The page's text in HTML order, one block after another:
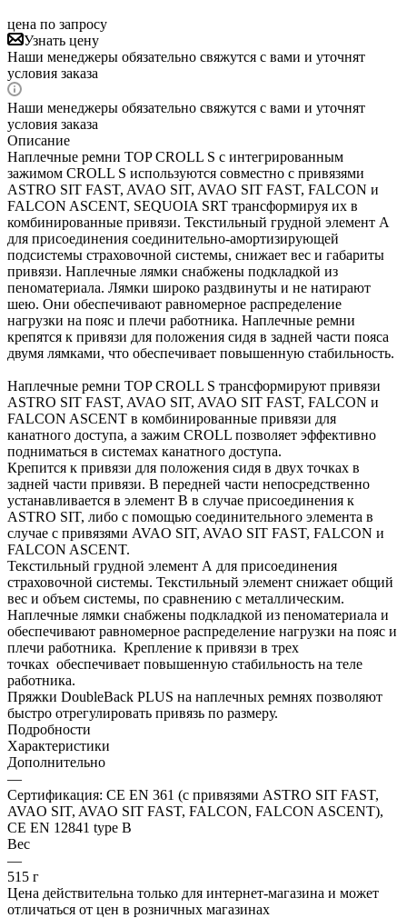
цена по запросу
Узнать цену
Наши менеджеры обязательно свяжутся с вами и уточнят
условия заказа
Наши менеджеры обязательно свяжутся с вами и уточнят
условия заказа
Описание
Наплечные ремни TOP CROLL S с интегрированным
зажимом CROLL S используются совместно с привязями
ASTRO SIT FAST, AVAO SIT, AVAO SIT FAST, FALCON и
FALCON ASCENT, SEQUOIA SRT трансформируя их в
комбинированные привязи. Текстильный грудной элемент А
для присоединения соединительно-амортизирующей
подсистемы страховочной системы, снижает вес и габариты
привязи. Наплечные лямки снабжены подкладкой из
пеноматериала. Лямки широко раздвинуты и не натирают
шею. Они обеспечивают равномерное распределение
нагрузки на пояс и плечи работника. Наплечные ремни
крепятся к привязи для положения сидя в задней части пояса
двумя лямками, что обеспечивает повышенную стабильность.
Наплечные ремни TOP CROLL S трансформируют привязи
ASTRO SIT FAST, AVAO SIT, AVAO SIT FAST, FALCON и
FALCON ASCENT в комбинированные привязи для
канатного доступа, а зажим CROLL позволяет эффективно
подниматься в системах канатного доступа.
Крепится к привязи для положения сидя в двух точках в
задней части привязи. В передней части непосредственно
устанавливается в элемент B в случае присоединения к
ASTRO SIT, либо с помощью соединительного элемента в
случае с привязями AVAO SIT, AVAO SIT FAST, FALCON и
FALCON ASCENT.
Текстильный грудной элемент А для присоединения
страховочной системы. Текстильный элемент снижает общий
вес и объем системы, по сравнению с металлическим.
Наплечные лямки снабжены подкладкой из пеноматериала и
обеспечивают равномерное распределение нагрузки на пояс и
плечи работника. Крепление к привязи в трех
точках обеспечивает повышенную стабильность на теле
работника.
Пряжки DoubleBack PLUS на наплечных ремнях позволяют
быстро отрегулировать привязь по размеру.
Подробности
Характеристики
Дополнительно
—
Сертификация: CE EN 361 (с привязями ASTRO SIT FAST,
AVAO SIT, AVAO SIT FAST, FALCON, FALCON ASCENT),
CE EN 12841 type B
Вес
—
515 г
Цена действительна только для интернет-магазина и может
отличаться от цен в розничных магазинах